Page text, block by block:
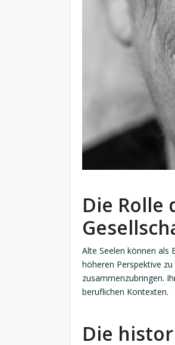
Die Rolle
Alte Seelen können als
höheren Perspektive
zusammenzubringen.
beruflichen Kontexten.
Die